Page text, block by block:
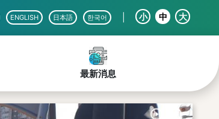
ENGLISH 日本語 한국어 小 中 大
最新消息